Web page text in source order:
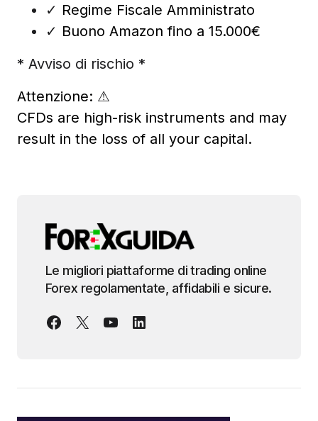
✓ Regime Fiscale Amministrato
✓ Buono Amazon fino a 15.000€
* Avviso di rischio *
Attenzione: ⚠
CFDs are high-risk instruments and may
result in the loss of all your capital.
Le migliori piattaforme di trading online
Forex regolamentate, affidabili e sicure.